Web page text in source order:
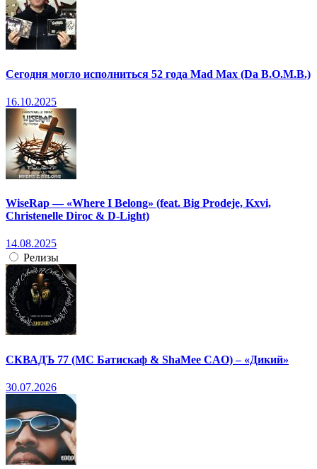
Сегодня могло исполниться 52 года Mad Max (Da B.O.M.B.)
16.10.2025
WiseRap — «Where I Belong» (feat. Big Prodeje, Kxvi,
Christenelle Diroc & D-Light)
14.08.2025
Релизы
СКВАДЪ 77 (МС Батискаф & ShaMee CAO) – «Дикий»
30.07.2026